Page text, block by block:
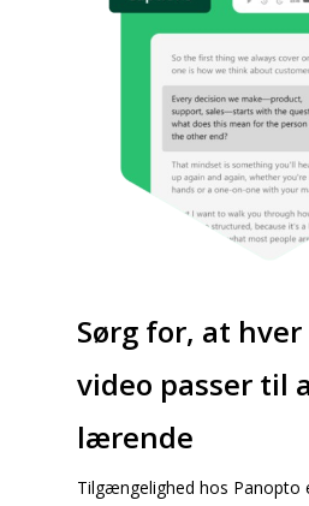
Sørg for, at
video passer til
lærende
Tilgængelighed hos Panopto